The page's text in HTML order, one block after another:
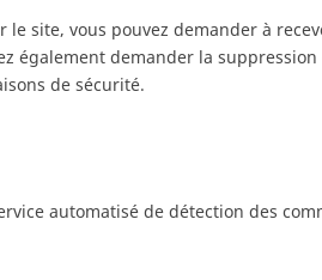
le site, vous pouvez demander à
également demander la
de sécurité.
automatisé de détection des